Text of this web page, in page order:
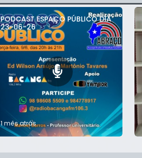
PODCAST ESPAÇO PÚBLICO DIA
23-06-26
1 mês atrás